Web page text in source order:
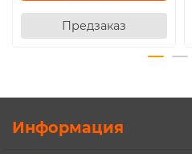
Предзаказ
Информация